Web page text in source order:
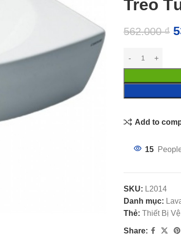
Treo
562.000₫
Add to
15
SKU: L2014
Danh mục:
Thẻ: Thiết Bị
Share: